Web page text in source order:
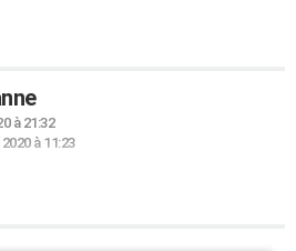
à 21:32
à 11:23